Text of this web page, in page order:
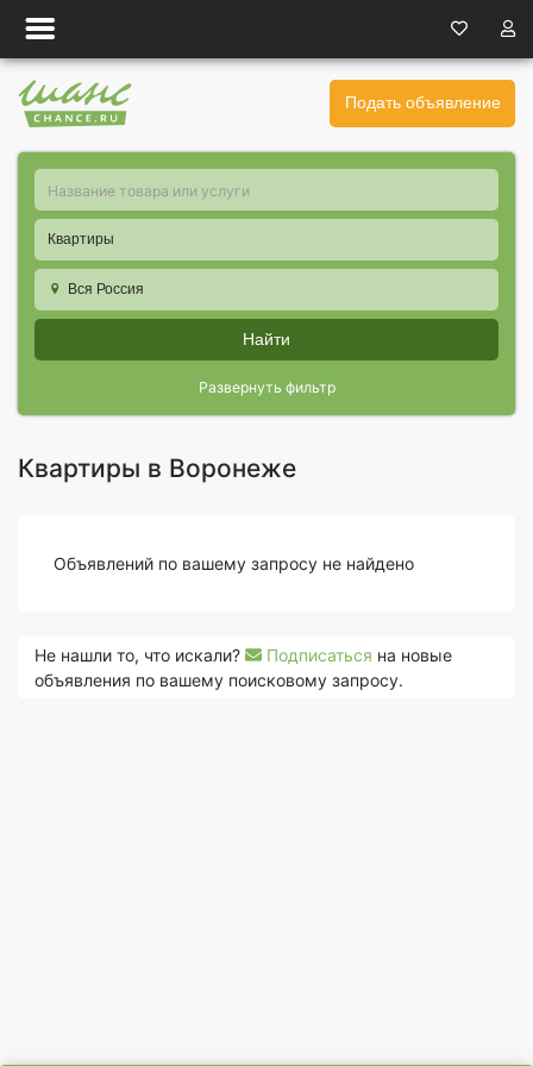
Подать объявление
Квартиры
Вся Россия
Найти
Развернуть фильтр
Квартиры в Воронеже
Объявлений по вашему запросу не найдено
Не нашли то, что искали? Подписаться на новые
объявления по вашему поисковому запросу.